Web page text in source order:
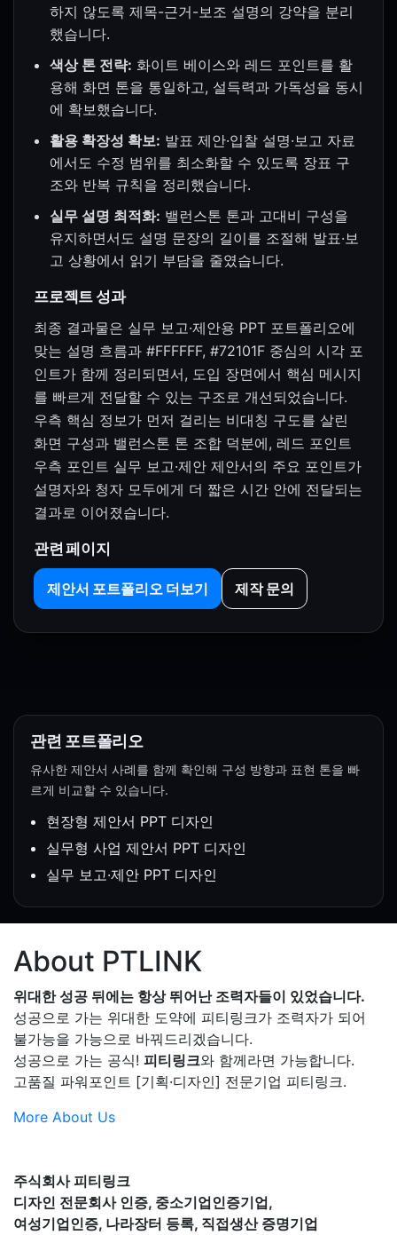
하지 않도록 제목-근거-보조 설명의 강약을 분리
했습니다.
색상 톤 전략: 화이트 베이스와 레드 포인트를 활
용해 화면 톤을 통일하고, 설득력과 가독성을 동시
에 확보했습니다.
활용 확장성 확보: 발표 제안·입찰 설명·보고 자료
에서도 수정 범위를 최소화할 수 있도록 장표 구
조와 반복 규칙을 정리했습니다.
실무 설명 최적화: 밸런스톤 톤과 고대비 구성을
유지하면서도 설명 문장의 길이를 조절해 발표·보
고 상황에서 읽기 부담을 줄였습니다.
프로젝트 성과
최종 결과물은 실무 보고·제안용 PPT 포트폴리오에
맞는 설명 흐름과 #FFFFFF, #72101F 중심의 시각 포
인트가 함께 정리되면서, 도입 장면에서 핵심 메시지
를 빠르게 전달할 수 있는 구조로 개선되었습니다.
우측 핵심 정보가 먼저 걸리는 비대칭 구도를 살린
화면 구성과 밸런스톤 톤 조합 덕분에, 레드 포인트
우측 포인트 실무 보고·제안 제안서의 주요 포인트가
설명자와 청자 모두에게 더 짧은 시간 안에 전달되는
결과로 이어졌습니다.
관련 페이지
제안서 포트폴리오 더보기 제작 문의
관련 포트폴리오
유사한 제안서 사례를 함께 확인해 구성 방향과 표현 톤을 빠
르게 비교할 수 있습니다.
현장형 제안서 PPT 디자인
실무형 사업 제안서 PPT 디자인
실무 보고·제안 PPT 디자인
About PTLINK
위대한 성공 뒤에는 항상 뛰어난 조력자들이 있었습니다.
성공으로 가는 위대한 도약에 피티링크가 조력자가 되어
불가능을 가능으로 바꿔드리겠습니다.
성공으로 가는 공식! 피티링크와 함께라면 가능합니다.
고품질 파워포인트 [기획·디자인] 전문기업 피티링크.
More About Us
주식회사 피티링크
디자인 전문회사 인증, 중소기업인증기업,
여성기업인증, 나라장터 등록, 직접생산 증명기업